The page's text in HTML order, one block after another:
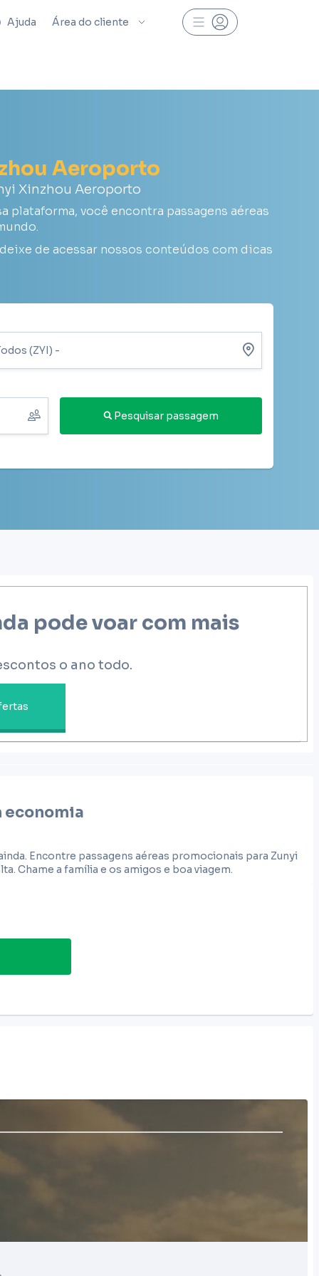
Ajuda Área do cliente
Aeroporto
Xinzhou Aeroporto
você encontra passagens aéreas
de acessar nossos conteúdos com dicas
Pesquisar passagem
pode voar com mais
o ano todo.
economia
Encontre passagens aéreas promocionais para Zunyi
Chame a família e os amigos e boa viagem.